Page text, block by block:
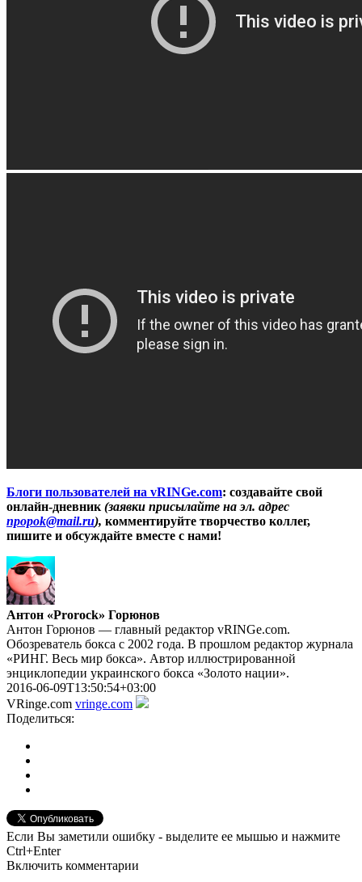
Блоги пользователей на vRINGe.com: создавайте свой
онлайн-дневник (заявки присылайте на эл. адрес
npopok@mail.ru), комментируйте творчество коллег,
пишите и обсуждайте вместе с нами!
Антон «Prorock» Горюнов
Антон Горюнов — главный редактор vRINGe.com.
Обозреватель бокса с 2002 года. В прошлом редактор журнала
«РИНГ. Весь мир бокса». Автор иллюстрированной
энциклопедии украинского бокса «Золото нации».
2016-06-09T13:50:54+03:00
VRinge.com vringe.com
Поделиться:
Если Вы заметили ошибку - выделите ее мышью и нажмите
Ctrl+Enter
Включить комментарии